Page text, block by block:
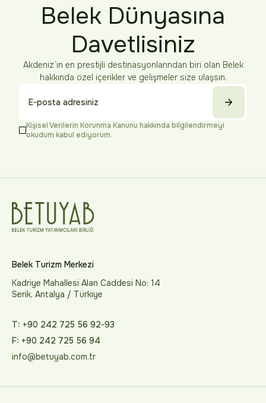
Belek Dünyasına
Davetlisiniz
Akdeniz’in en prestijli destinasyonlarından biri olan Belek
hakkında özel içerikler ve gelişmeler size ulaşsın.
Kişisel Verilerin Korunma Kanunu hakkında bilgilendirmeyi
okudum kabul ediyorum.
Belek Turizm Merkezi
Kadriye Mahallesi Alan Caddesi No: 14
Serik, Antalya / Türkiye
T: +90 242 725 56 92-93
F: +90 242 725 56 94
info@betuyab.com.tr